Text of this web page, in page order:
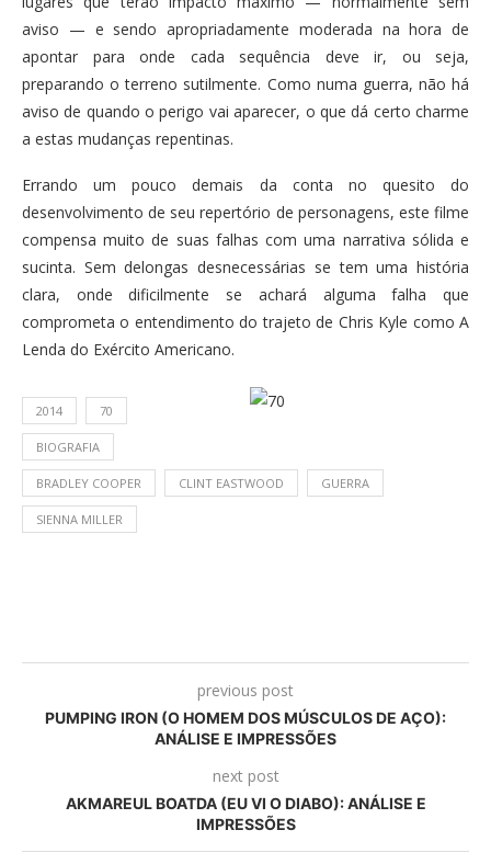
aviso — e sendo apropriadamente moderada na hora de
apontar para onde cada sequência deve ir, ou seja,
preparando o terreno sutilmente. Como numa guerra, não há
aviso de quando o perigo vai aparecer, o que dá certo charme
a estas mudanças repentinas.
Errando um pouco demais da conta no quesito do
desenvolvimento de seu repertório de personagens, este filme
compensa muito de suas falhas com uma narrativa sólida e
sucinta. Sem delongas desnecessárias se tem uma história
clara, onde dificilmente se achará alguma falha que
comprometa o entendimento do trajeto de Chris Kyle como A
Lenda do Exército Americano.
2014 70
BIOGRAFIA
BRADLEY COOPER CLINT EASTWOOD GUERRA
SIENNA MILLER
previous post
PUMPING IRON (O HOMEM DOS MÚSCULOS DE AÇO):
ANÁLISE E IMPRESSÕES
next post
AKMAREUL BOATDA (EU VI O DIABO): ANÁLISE E
IMPRESSÕES